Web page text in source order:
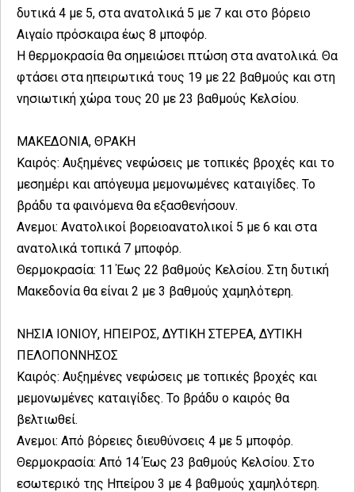
δυτικά 4 με 5, στα ανατολικά 5 με 7 και στο βόρειο
Αιγαίο πρόσκαιρα έως 8 μποφόρ.
Η θερμοκρασία θα σημειώσει πτώση στα ανατολικά. Θα
φτάσει στα ηπειρωτικά τους 19 με 22 βαθμούς και στη
νησιωτική χώρα τους 20 με 23 βαθμούς Κελσίου.
ΜΑΚΕΔΟΝΙΑ, ΘΡΑΚΗ
Καιρός: Αυξημένες νεφώσεις με τοπικές βροχές και το
μεσημέρι και απόγευμα μεμονωμένες καταιγίδες. Το
βράδυ τα φαινόμενα θα εξασθενήσουν.
Ανεμοι: Ανατολικοί βορειοανατολικοί 5 με 6 και στα
ανατολικά τοπικά 7 μποφόρ.
Θερμοκρασία: 11 Έως 22 βαθμούς Κελσίου. Στη δυτική
Μακεδονία θα είναι 2 με 3 βαθμούς χαμηλότερη.
ΝΗΣΙΑ ΙΟΝΙΟΥ, ΗΠΕΙΡΟΣ, ΔΥΤΙΚΗ ΣΤΕΡΕΑ, ΔΥΤΙΚΗ
ΠΕΛΟΠΟΝΝΗΣΟΣ
Καιρός: Αυξημένες νεφώσεις με τοπικές βροχές και
μεμονωμένες καταιγίδες. Το βράδυ ο καιρός θα
βελτιωθεί.
Ανεμοι: Από βόρειες διευθύνσεις 4 με 5 μποφόρ.
Θερμοκρασία: Από 14 Έως 23 βαθμούς Κελσίου. Στο
εσωτερικό της Ηπείρου 3 με 4 βαθμούς χαμηλότερη.